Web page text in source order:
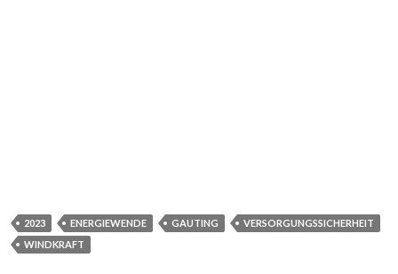
2023 ENERGIEWENDE GAUTING
VERSORGUNGSSICHERHEIT
WINDKRAFT